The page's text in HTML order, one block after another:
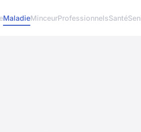
MaladieMinceurProfessionnelsSanté